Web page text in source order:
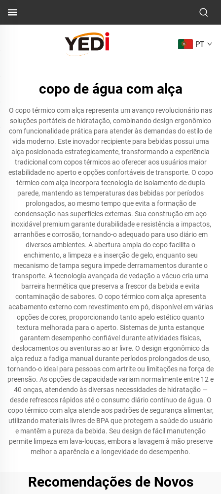
PT
copo de água com alça
O copo térmico com alça representa um avanço revolucionário nas
soluções portáteis de hidratação, combinando design ergonômico
com funcionalidade prática para atender às demandas do estilo de
vida moderno. Este inovador recipiente para bebidas possui uma
alça posicionada estrategicamente, transformando a experiência
tradicional com copos térmicos ao oferecer aos usuários maior
estabilidade no aperto e opções confortáveis de transporte. O copo
térmico com alça incorpora tecnologia de isolamento de dupla
parede, mantendo as temperaturas das bebidas por períodos
prolongados, ao mesmo tempo que evita a formação de
condensação nas superfícies externas. Sua construção em aço
inoxidável premium garante durabilidade e resistência a impactos,
arranhões e corrosão, tornando-o adequado para uso diário em
diversos ambientes. A abertura ampla do copo facilita o
enchimento, a limpeza e a inserção de gelo, enquanto seu
mecanismo de tampa segura impede derramamentos durante o
transporte. A tecnologia avançada de vedação a vácuo cria uma
barreira hermética que preserva a frescor da bebida e evita
contaminação de sabores. O copo térmico com alça apresenta
acabamento externo com revestimento em pó, disponível em várias
opções de cores, proporcionando tanto apelo estético quanto
textura melhorada para o aperto. Sistemas de junta estanque
garantem desempenho confiável durante atividades físicas,
deslocamentos ou aventuras ao ar livre. O design ergonômico da
alça reduz a fadiga manual durante períodos prolongados de uso,
tornando-o ideal para pessoas com artrite ou limitações na força de
preensão. As opções de capacidade variam normalmente entre 12 e
40 onças, atendendo às diversas necessidades de hidratação —
desde refrescos rápidos até o consumo diário contínuo de água. O
copo térmico com alça atende aos padrões de segurança alimentar,
utilizando materiais livres de BPA que protegem a saúde do usuário
e mantêm a pureza da bebida. Seu design de fácil manutenção
permite limpeza em lava-louças, embora a lavagem à mão preserve
melhor a aparência e a longevidade do desempenho.
Recomendações de Novos